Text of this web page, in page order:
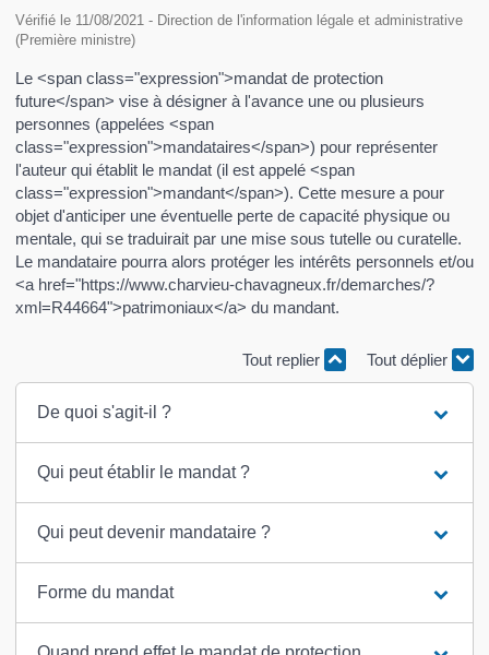
Vérifié le 11/08/2021 - Direction de l'information légale et administrative
(Première ministre)
Le <span class="expression">mandat de protection
future</span> vise à désigner à l'avance une ou plusieurs
personnes (appelées <span
class="expression">mandataires</span>) pour représenter
l'auteur qui établit le mandat (il est appelé <span
class="expression">mandant</span>). Cette mesure a pour
objet d'anticiper une éventuelle perte de capacité physique ou
mentale, qui se traduirait par une mise sous tutelle ou curatelle.
Le mandataire pourra alors protéger les intérêts personnels et/ou
<a href="https://www.charvieu-chavagneux.fr/demarches/?
xml=R44664">patrimoniaux</a> du mandant.
Tout replier Tout déplier
De quoi s'agit-il ?
Qui peut établir le mandat ?
Qui peut devenir mandataire ?
Forme du mandat